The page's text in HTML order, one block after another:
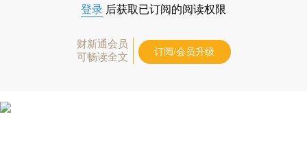
登录 后获取已订阅的阅读权限
财新通会员
可畅读全文
订阅/会员升级